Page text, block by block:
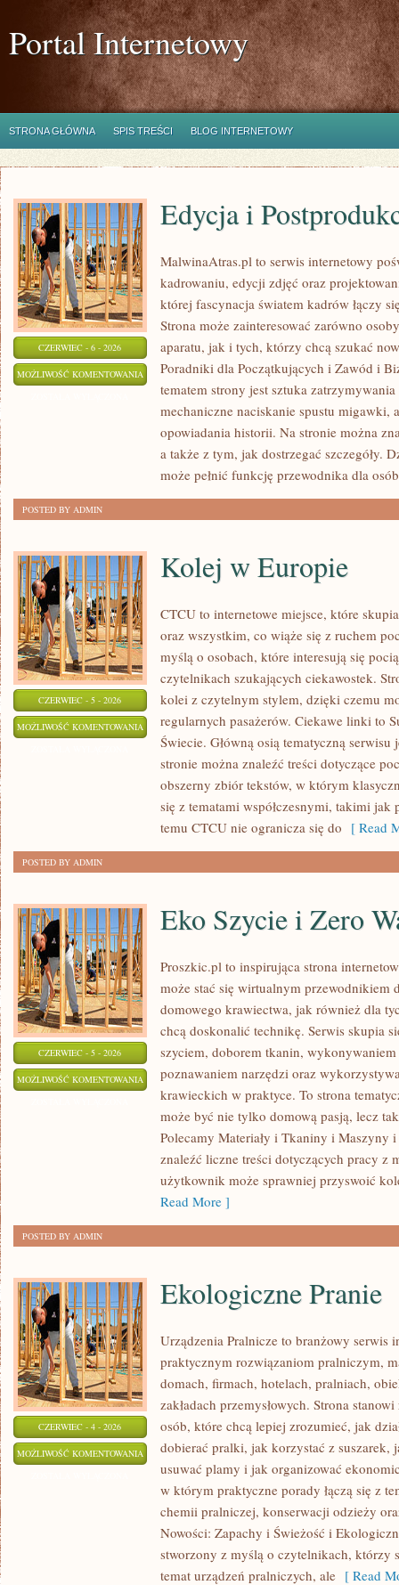
Portal Internetowy
STRONA GŁÓWNA SPIS TREŚCI BLOG INTERNETOWY
CZERWIEC - 6 - 2026
MOŻLIWOŚĆ KOMENTOWANIA EDYCJA
POSTPRODUKCJA
Edycja i
MalwinaAtras.pl to serwis internetowy
kadrowaniu, edycji zdjęć oraz
której fascynacja światem kadrów łączy
Strona może zainteresować zarówno
aparatu, jak i tych, którzy chcą szukać
Poradniki dla Początkujących i Zawód i
tematem strony jest sztuka
mechaniczne naciskanie spustu migawki,
opowiadania historii. Na stronie można
a także z tym, jak dostrzegać szczegóły.
może pełnić funkcję przewodnika dla
POSTED BY ADMIN
CZERWIEC - 5 - 2026
MOŻLIWOŚĆ KOMENTOWANIA KOLEJ
EUROPIE
Kolej w Europie
CTCU to internetowe miejsce, które
oraz wszystkim, co wiąże się z ruchem
myślą o osobach, które interesują się
czytelnikach szukających ciekawostek.
kolei z czytelnym stylem, dzięki czemu
regularnych pasażerów. Ciekawe linki to
Świecie. Główną osią tematyczną
stronie można znaleźć treści dotyczące
obszerny zbiór tekstów, w którym
się z tematami współczesnymi, takimi
temu CTCU nie ogranicza się do [ Read
POSTED BY ADMIN
CZERWIEC - 5 - 2026
MOŻLIWOŚĆ KOMENTOWANIA
SZYCIE
ZERO
WASTE
Eko Szycie i Zero
Proszkic.pl to inspirująca strona
może stać się wirtualnym przewodnikiem
domowego krawiectwa, jak również dla
chcą doskonalić technikę. Serwis skupia
szyciem, doborem tkanin,
poznawaniem narzędzi oraz
krawieckich w praktyce. To strona
może być nie tylko domową pasją, lecz
Polecamy Materiały i Tkaniny i Maszyny
znaleźć liczne treści dotyczących pracy z
użytkownik może sprawniej przyswoić
Read More ]
POSTED BY ADMIN
CZERWIEC - 4 - 2026
MOŻLIWOŚĆ KOMENTOWANIA EKOLOGICZNE
PRANIE
Ekologiczne Pranie
Urządzenia Pralnicze to branżowy serwis
praktycznym rozwiązaniom pralniczym,
domach, firmach, hotelach, pralniach,
zakładach przemysłowych. Strona
osób, które chcą lepiej zrozumieć, jak
dobierać pralki, jak korzystać z suszarek,
usuwać plamy i jak organizować
w którym praktyczne porady łączą się z
chemii pralniczej, konserwacji odzieży
Nowości: Zapachy i Świeżość i
stworzony z myślą o czytelnikach, którzy
temat urządzeń pralniczych, ale [ Read